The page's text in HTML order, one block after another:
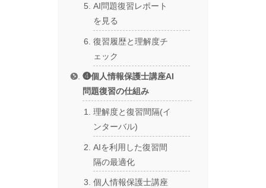
AI問題復習レポート
を見る
復習履歴と理解度チ
ェック
❹個人情報保護士講座AI
問題復習の仕組み
理解度と復習間隔(イ
ンターバル)
AIを利用した復習間
隔の最適化
個人情報保護士講座